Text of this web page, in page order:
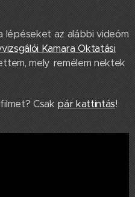
lépéseket az alábbi videóm
Kamara Oktatási
mely remélem nektek
Csakpár kattintás!